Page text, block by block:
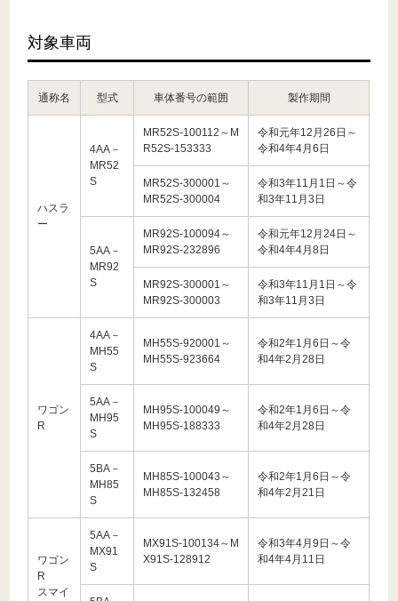
対象車両
通称名 型式 車体番号の範囲 製作期間
ハスラ
ー
4AA－
MR52
S
MR52S-100112～M
R52S-153333
令和元年12月26日～
令和4年4月6日
MR52S-300001～
MR52S-300004
令和3年11月1日～令
和3年11月3日
5AA－
MR92
S
MR92S-100094～
MR92S-232896
令和元年12月24日～
令和4年4月8日
MR92S-300001～
MR92S-300003
令和3年11月1日～令
和3年11月3日
ワゴン
R
4AA－
MH55
S
MH55S-920001～
MH55S-923664
令和2年1月6日～令
和4年2月28日
5AA－
MH95
S
MH95S-100049～
MH95S-188333
令和2年1月6日～令
和4年2月28日
5BA－
MH85
S
MH85S-100043～
MH85S-132458
令和2年1月6日～令
和4年2月21日
ワゴン
R
スマイ
5AA－
MX91
S
MX91S-100134～M
X91S-128912
令和3年4月9日～令
和4年4月11日